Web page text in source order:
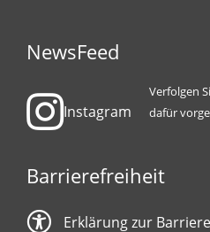
NewsFeed
Instagram
Verfolgen
dafür
Barrierefreiheit
Erklärung zur